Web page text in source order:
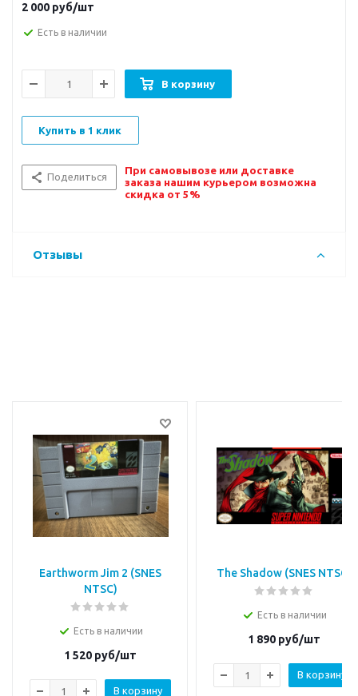
2 000 руб/шт
Есть в наличии
В корзину
Купить в 1 клик
Поделиться
При самовывозе или доставке
заказа нашим курьером возможна
скидка от 5%
Отзывы
Earthworm Jim 2 (SNES
NTSC)
Есть в наличии
1 520 руб/шт
В корзину
The Shadow (SNES NTSC)
Есть в наличии
1 890 руб/шт
В корзину